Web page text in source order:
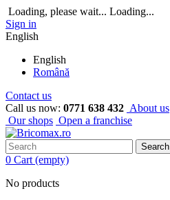
Loading, please wait... Loading...
Sign in
English
English
Română
Contact us
Call us now: 0771 638 432 About us
Our shops Open a franchise
Search
0 Cart (empty)
No products